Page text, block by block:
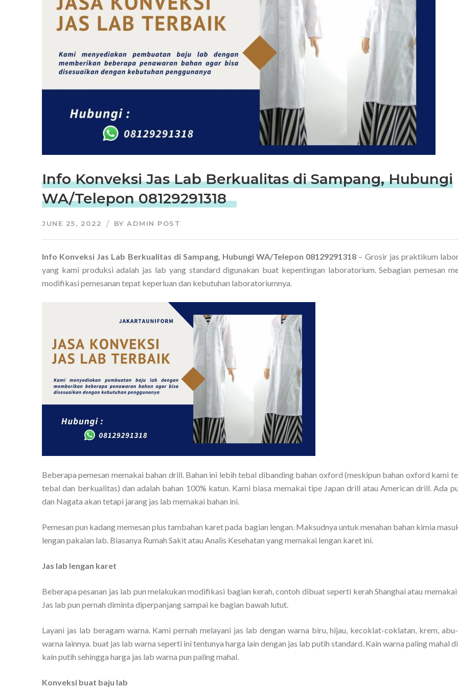
Info Konveksi Jas Lab Berkualitas di Sampang, Hubungi
WA/Telepon 08129291318
JUNE 25, 2022 BY ADMIN POST
Info Konveksi Jas Lab Berkualitas di Sampang, Hubungi WA/Telepon 08129291318 – Grosir jas praktikum
yang kami produksi adalah jas lab yang standard digunakan buat kepentingan laboratorium. Sebagian pemesan
modifikasi pemesanan tepat keperluan dan kebutuhan laboratoriumnya.
Beberapa pemesan memakai bahan drill. Bahan ini lebih tebal dibanding bahan oxford (meskipun bahan oxford kami
tebal dan berkualitas) dan adalah bahan 100% katun. Kami biasa memakai tipe Japan drill atau American drill. Ada
dan Nagata akan tetapi jarang jas lab memakai bahan ini.
Pemesan pun kadang memesan plus tambahan karet pada bagian lengan. Maksudnya untuk menahan bahan kimia
lengan pakaian lab. Biasanya Rumah Sakit atau Analis Kesehatan yang memakai lengan karet ini.
Jas lab lengan karet
Beberapa pesanan jas lab pun melakukan modifikasi bagian kerah, contoh dibuat seperti kerah Shanghai atau
Jas lab pun pernah diminta diperpanjang sampai ke bagian bawah lutut.
Layani jas lab beragam warna. Kami pernah melayani jas lab dengan warna biru, hijau, kecoklat-coklatan, krem,
warna lainnya. buat jas lab warna seperti ini tentunya harga lain dengan jas lab putih standard. Kain warna paling mahal
kain putih sehingga harga jas lab warna pun paling mahal.
Konveksi buat baju lab